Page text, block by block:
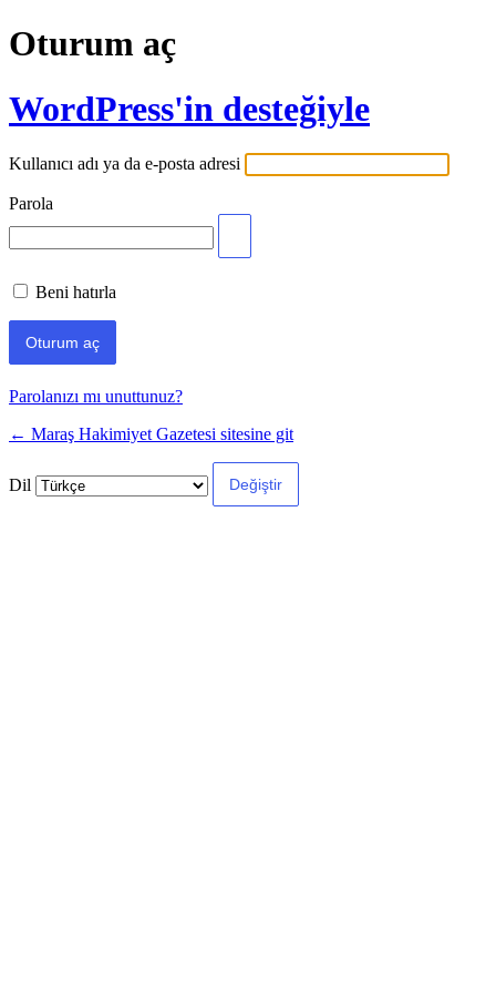
Oturum aç
WordPress'in desteğiyle
Kullanıcı adı ya da e-posta adresi
Parola
Beni hatırla
Parolanızı mı unuttunuz?
← Maraş Hakimiyet Gazetesi sitesine git
Dil